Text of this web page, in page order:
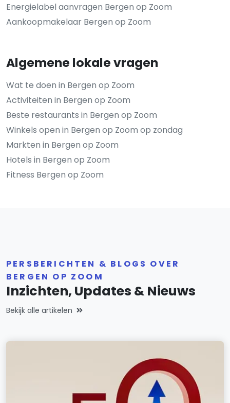
Energielabel aanvragen Bergen op Zoom
Aankoopmakelaar Bergen op Zoom
Algemene lokale vragen
Wat te doen in Bergen op Zoom
Activiteiten in Bergen op Zoom
Beste restaurants in Bergen op Zoom
Winkels open in Bergen op Zoom op zondag
Markten in Bergen op Zoom
Hotels in Bergen op Zoom
Fitness Bergen op Zoom
PERSBERICHTEN & BLOGS OVER
BERGEN OP ZOOM
Inzichten, Updates & Nieuws
Bekijk alle artikelen